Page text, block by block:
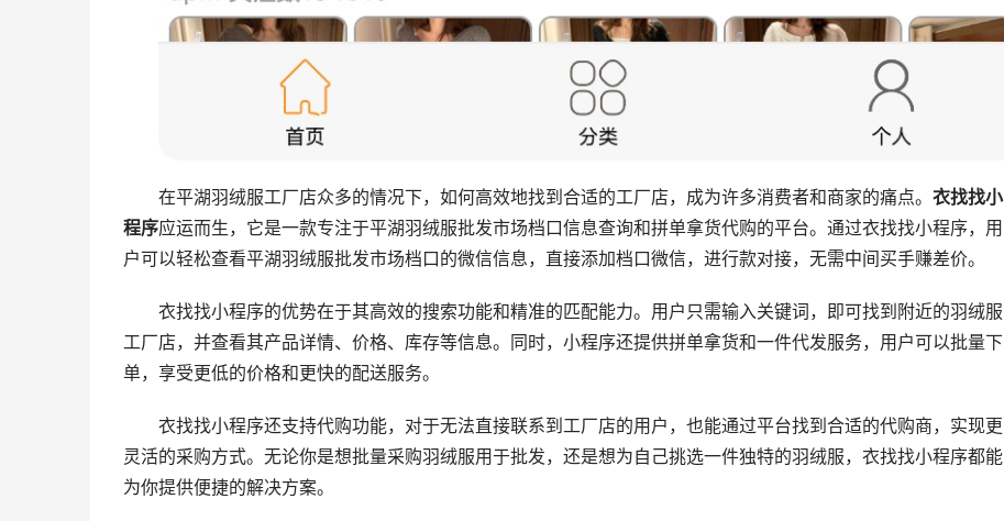
在平湖羽绒服工厂店众多的情况下，如何高效地找到合适的工厂店，成为许多消费者和商家的痛点。 衣找找小
程序应运而生，它是一款专注于平湖羽绒服批发市场档口信息查询和拼单拿货代购的平台。通过衣找找小程序，用
户可以轻松查看平湖羽绒服批发市场档口的微信信息，直接添加档口微信，进行款对接，无需中间买手赚差价。
衣找找小程序的优势在于其高效的搜索功能和精准的匹配能力。用户只需输入关键词，即可找到附近的羽绒服
工厂店，并查看其产品详情、价格、库存等信息。同时，小程序还提供拼单拿货和一件代发服务，用户可以批量下
单，享受更低的价格和更快的配送服务。
衣找找小程序还支持代购功能，对于无法直接联系到工厂店的用户，也能通过平台找到合适的代购商，实现更
灵活的采购方式。无论你是想批量采购羽绒服用于批发，还是想为自己挑选一件独特的羽绒服，衣找找小程序都能
为你提供便捷的解决方案。